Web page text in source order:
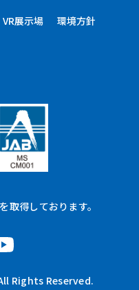
VR展示場 環境方針
取得しております。
Rights Reserved.